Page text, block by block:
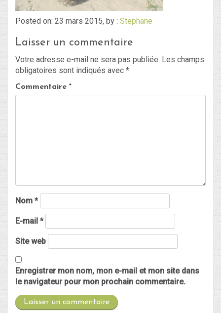
Posted on: 23 mars 2015, by : Stephane
Laisser un commentaire
Votre adresse e-mail ne sera pas publiée. Les champs
obligatoires sont indiqués avec *
Commentaire *
Nom *
E-mail *
Site web
Enregistrer mon nom, mon e-mail et mon site dans
le navigateur pour mon prochain commentaire.